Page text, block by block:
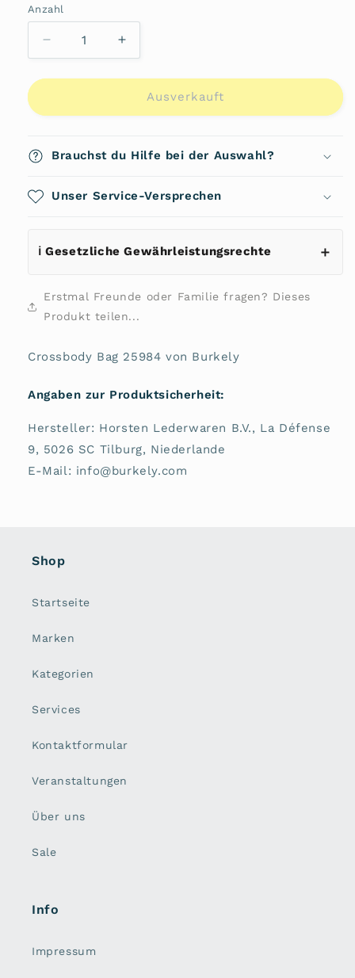
Anzahl
Anzahl
Verringere
die
Menge
Crossbody
von
Erhöhe
die
Menge
Crossbody
von
Ausverkauft
Brauchst du Hilfe bei der Auswahl?
Unser Service-Versprechen
ℹ️ Gesetzliche Gewährleistungsrechte
Erstmal Freunde oder Familie fragen? Dieses
Produkt teilen...
Crossbody Bag 25984 von Burkely
Angaben zur Produktsicherheit:
Hersteller: Horsten Lederwaren B.V., La Défense
9, 5026 SC Tilburg, Niederlande
E-Mail: info@burkely.com
Shop
Startseite
Marken
Kategorien
Services
Kontaktformular
Veranstaltungen
Über uns
Sale
Info
Impressum